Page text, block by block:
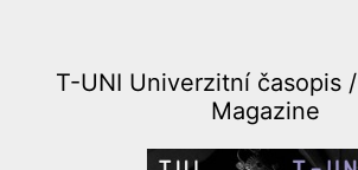
T-UNI Univerzitní časopis /
Magazine